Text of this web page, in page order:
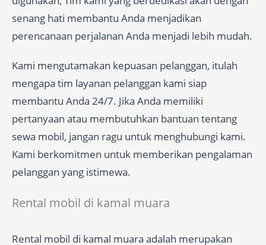
senang hati membantu Anda menjadikan
perencanaan perjalanan Anda menjadi lebih mudah.
Kami mengutamakan kepuasan pelanggan, itulah
mengapa tim layanan pelanggan kami siap
membantu Anda 24/7. Jika Anda memiliki
pertanyaan atau membutuhkan bantuan tentang
sewa mobil, jangan ragu untuk menghubungi kami.
Kami berkomitmen untuk memberikan pengalaman
pelanggan yang istimewa.
Rental mobil di kamal muara
Rental mobil di kamal muara adalah merupakan